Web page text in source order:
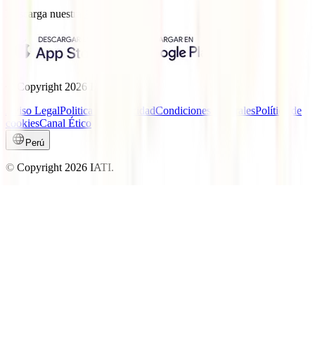
Descarga nuestra
© Copyright 2026
Aviso LegalPolitica de privacidadCondiciones generalesPolítica de
cookiesCanal Ético
Perú
© Copyright 2026 IATI.